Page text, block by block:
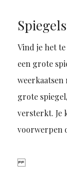
Spiegels
Vind je het
een grote
weerkaatsen
grote
versterkt. Je
voorwerpen